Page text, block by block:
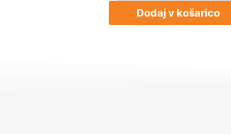
JR11
17x7,25
Dodaj v košarico